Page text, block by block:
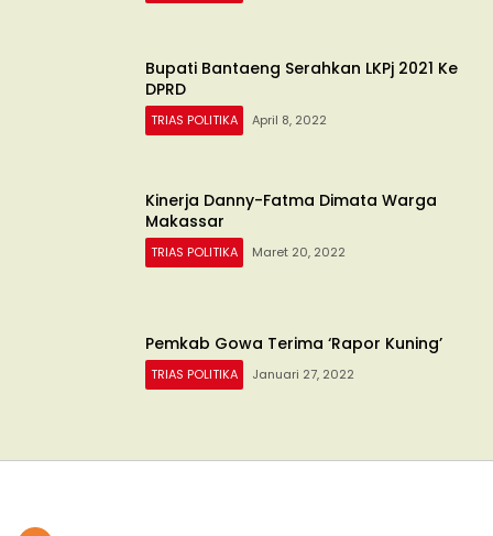
Bupati Bantaeng Serahkan LKPj 2021 Ke
DPRD
TRIAS POLITIKA April 8, 2022
Kinerja Danny-Fatma Dimata Warga
Makassar
TRIAS POLITIKA Maret 20, 2022
Pemkab Gowa Terima ‘Rapor Kuning’
TRIAS POLITIKA Januari 27, 2022